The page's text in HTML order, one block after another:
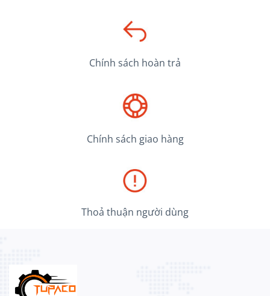
Chính sách hoàn trả
Chính sách giao hàng
Thoả thuận người dùng